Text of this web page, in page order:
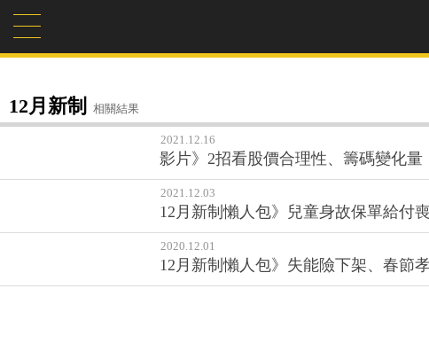
12月新制 相關結果
2021.12.16
影片》2招看股價合理性、籌碼變化
2021.12.03
12月新制懶人包》兒童身故保單給付
2020.12.01
12月新制懶人包》失能險下架、春節